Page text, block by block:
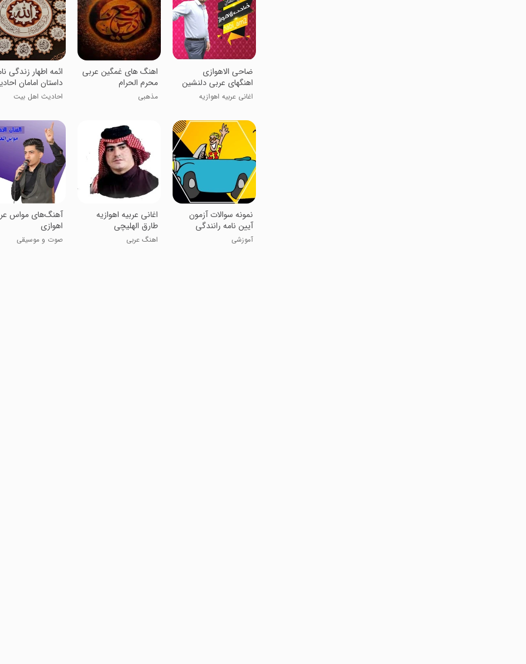
ضاحی الاهوازی
اهنگهای عربی دلنشین
ضاحی الاهوازی
اغانی عربیه اهوازیه
اهنگ های غمگین عربی
محرم الحرام
مذهبی
ائمه اطهار زندگی
داستان امامان
احادیث اهل بیت
نمونه سوالات آزمون
آیین نامه رانندگی
آموزشی
اغانی عربیه اهوازیه
طارق الهلیچی
اهنگ عربی
آهنگ‌های مواس
اهوازی
صوت و موسیقی